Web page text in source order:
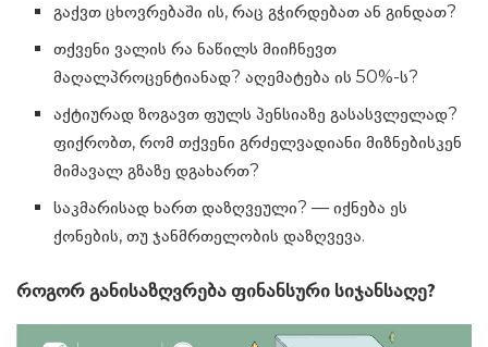
გაქვთ ცხოვრებაში ის, რაც გჭირდებათ ან გინდათ?
თქვენი ვალის რა ნაწილს მიიჩნევთ
მაღალპროცენტიანად? აღემატება ის 50%-ს?
აქტიურად ზოგავთ ფულს პენსიაზე გასასვლელად?
ფიქრობთ, რომ თქვენი გრძელვადიანი მიზნებისკენ
მიმავალ გზაზე დგახართ?
საკმარისად ხართ დაზღვეული? — იქნება ეს
ქონების, თუ ჯანმრთელობის დაზღვევა.
როგორ განისაზღვრება ფინანსური სიჯანსაღე?